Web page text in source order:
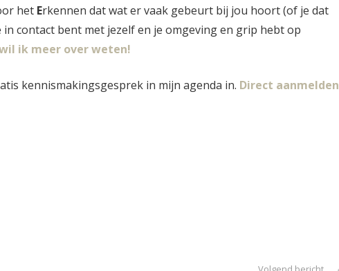
het Erkennen dat wat er vaak gebeurt bij jou hoort (of je dat
in contact bent met jezelf en je omgeving en grip hebt op
ik meer over weten!
kennismakingsgesprek in mijn agenda in. Direct aanmelden